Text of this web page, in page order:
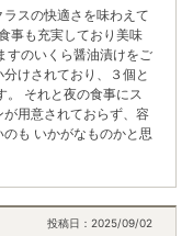
スの快適さを味わえて
事も充実しており美味
すのいくら醤油漬けをご
けされており、３個と
。 それと夜の食事にス
用意されておらず、容
も いかがなものかと思
投稿日： 2025/09/02